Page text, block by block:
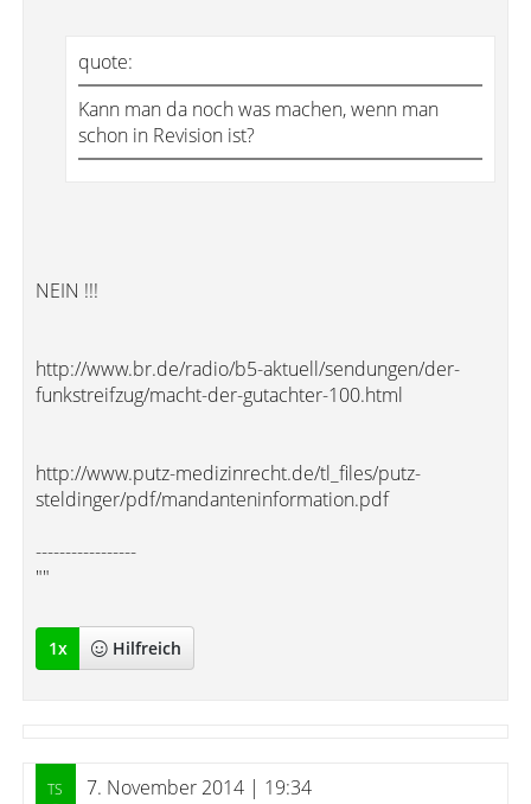
quote:
Kann man da noch was machen, wenn man
schon in Revision ist?
NEIN !!!
http://www.br.de/radio/b5-aktuell/sendungen/der-
funkstreifzug/macht-der-gutachter-100.html
http://www.putz-medizinrecht.de/tl_files/putz-
steldinger/pdf/mandanteninformation.pdf
-----------------
""
1x Hilfreich
7. November 2014 | 19:34